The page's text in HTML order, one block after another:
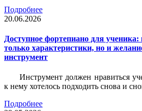
Подробнее
20.06.2026
Доступное фортепиано для
только характеристики, но и
инструмент
Инструмент должен нравиться
к нему хотелось подходить снова и
Подробнее